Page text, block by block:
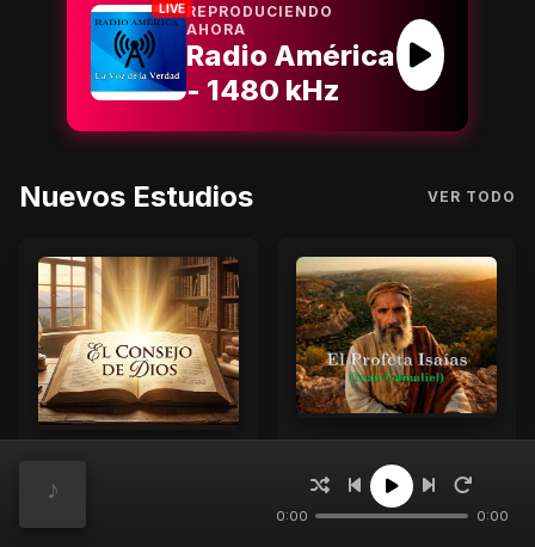
LIVEREPRODUCIENDO
AHORA
Radio América
- 1480 kHz
Nuevos Estudios VER TODO
Iván Gamaliel Pérez Fdz
Iván Gamaliel Pérez Fdz
0:00 0:00